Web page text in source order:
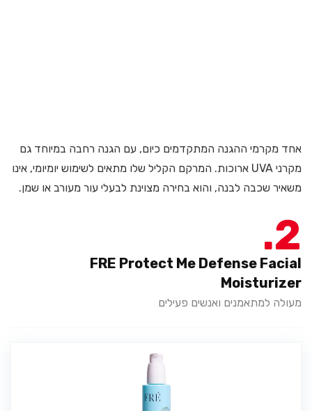
אחד מקרמי ההגנה המתקדמים כיום, עם הגנה רחבה במיוחד גם
מקרני UVA ארוכות. המרקם הקליל שלו מתאים לשימוש יומיומי, אינו
משאיר שכבה לבנה, והוא בחירה מצוינת לבעלי עור מעורב או שמן.
2
FRE Protect Me Defense Facial
Moisturizer
מעולה למתאמנים ואנשים פעילים